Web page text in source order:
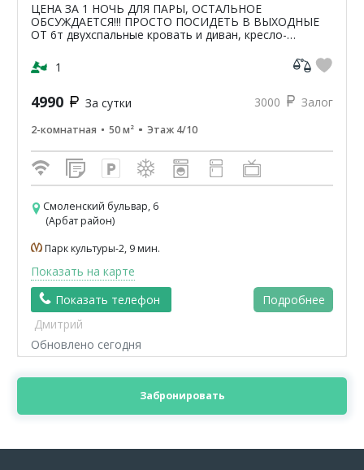
ЦЕНА ЗА 1 НОЧЬ ДЛЯ ПАРЫ, ОСТАЛЬНОЕ
ОБСУЖДАЕТСЯ!!! ПРОСТО ПОСИДЕТЬ В ВЫХОДНЫЕ
ОТ 6т двухспальные кровать и диван, кресло-
аптека, парк, кино, ре...
1
4990 За сутки 3000 Залог
2-комнатная 50 м² Этаж 4/10
Смоленский бульвар, 6
(Арбат район)
Парк культуры-2, 9 мин.
Показать на карте
Показать телефон
Подробнее
Дмитрий
Обновлено сегодня
Забронировать